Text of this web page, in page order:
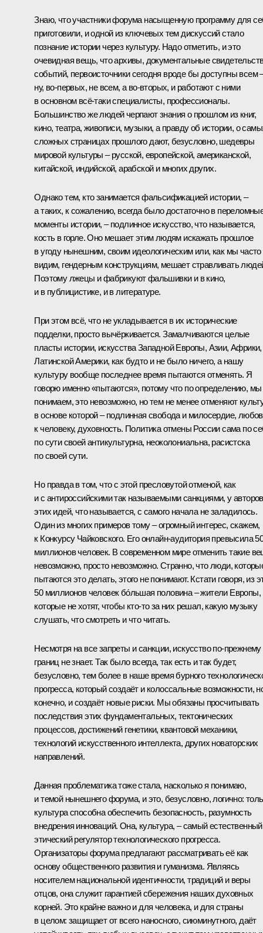
Знаю, что участники форума насыщенную программу для
приготовили, и одной из ключевых тем дискуссий стало
познание истории через культуру. Надо отметить, и это
очевидная вещь, что архивы, документальные
событий, первоисточники сегодня вроде бы доступны всем
ну, во-первых, не всем, а во-вторых, и работают с ними
в основном всё-таки специалисты, профессионалы.
Большинство же людей черпают знания о прошлом из книг,
кино, театра, живописи, музыки, а правду об истории, о
сложных страницах прошлого дают, безусловно, шедевры
мировой культуры – русской, европейской, американской,
китайской, индийской, арабской и многих других.
Однако тем, кто занимается фальсификацией истории, –
а таких, к сожалению, всегда было достаточно в
моменты истории, – подлинное искусство, что называется,
кость в горле. Оно мешает этим людям искажать прошлое
в угоду нынешним, своим идеологическим или, как мы часто
видим, гендерным конструкциям, мешает стравливать
Поэтому лжецы и фабрикуют фальшивки и в кино,
и в публицистике, и в литературе.
При этом всё, что не укладывается в их исторические
подделки, просто вычёркивается. Замалчиваются целые
пласты истории, искусства Западной Европы, Азии, Африки,
Латинской Америки, как будто и не было ничего, а нашу
культуру вообще последнее время пытаются отменять. Я
говорю именно «пытаются», потому что по определению, мы
понимаем, это невозможно, но тем не менее отменяют
в основе которой – подлинная свобода и милосердие,
к человеку, духовность. Политика отмены России сама по
по сути своей антикультурна, неоколониальна, расистска
по своей сути.
Но правда в том, что с этой пресловутой отменой, как
и с антироссийскими так называемыми санкциями, у авторов
этих идей, что называется, с самого начала не заладилось.
Один из многих примеров тому – огромный интерес, скажем,
к Конкурсу Чайковского. Его онлайн-аудитория превысила
миллионов человек. В современном мире отменить такие
невозможно, просто невозможно. Странно, что люди,
пытаются это делать, этого не понимают. Кстати говоря, из
50 миллионов человек бóльшая половина – жители Европы,
которые не хотят, чтобы кто-то за них решал, какую музыку
слушать, что смотреть и что читать.
Несмотря на все запреты и санкции, искусство по-прежнему
границ не знает. Так было всегда, так есть и так будет,
безусловно, тем более в наше время бурного
прогресса, который создаёт и колоссальные возможности,
конечно, и создаёт новые риски. Мы обязаны просчитывать
последствия этих фундаментальных, тектонических
процессов, достижений генетики, квантовой механики,
технологий искусственного интеллекта, других новаторских
направлений.
Данная проблематика тоже стала, насколько я понимаю,
и темой нынешнего форума, и это, безусловно, логично:
культура способна обеспечить безопасность, разумность
внедрения инноваций. Она, культура, – самый естественный
этический регулятор технологического прогресса.
Организаторы форума предлагают рассматривать её как
основу общественного развития и гуманизма. Являясь
носителем национальной идентичности, традиций и веры
отцов, она служит гарантией сбережения наших духовных
корней. Это крайне важно и для человека, и для страны
в целом: защищает от всего наносного, сиюминутного, даёт